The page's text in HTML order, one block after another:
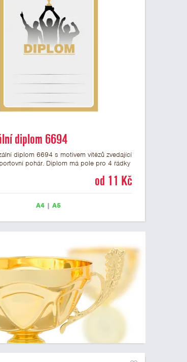
diplom 6694
diplom 6694 s motivem vítězů zvedající
pohár. Diplom má pole pro 4 řádky
A4 a A5. Tento univerzální diplom je
motivem vítězů s pohárem má
od 11 Kč
A4 |A5